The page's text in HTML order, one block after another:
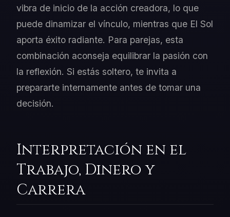
vibra de inicio de la acción creadora, lo que
puede dinamizar el vínculo, mientras que El Sol
aporta éxito radiante. Para parejas, esta
combinación aconseja equilibrar la pasión con
la reflexión. Si estás soltero, te invita a
prepararte internamente antes de tomar una
decisión.
Interpretación en el
Trabajo, Dinero y
Carrera